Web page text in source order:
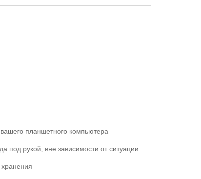
планшетного компьютера
под рукой, вне зависимости от ситуации